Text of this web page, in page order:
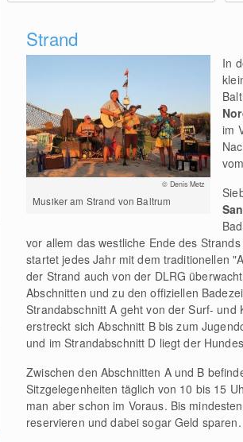
Strand
© Denis Metz
Musiker am Strand von Baltrum
In
im
vor allem das westliche Ende des
startet jedes Jahr mit dem traditionellen
der Strand auch von der DLRG
Abschnitten und zu den offiziellen
Strandabschnitt A geht von der Surf-
erstreckt sich Abschnitt B bis zum
und im Strandabschnitt D liegt der
Zwischen den Abschnitten A und B
Sitzgelegenheiten täglich von 10 bis 15
man aber schon im Voraus. Bis
reservieren und dabei sogar Geld sparen.